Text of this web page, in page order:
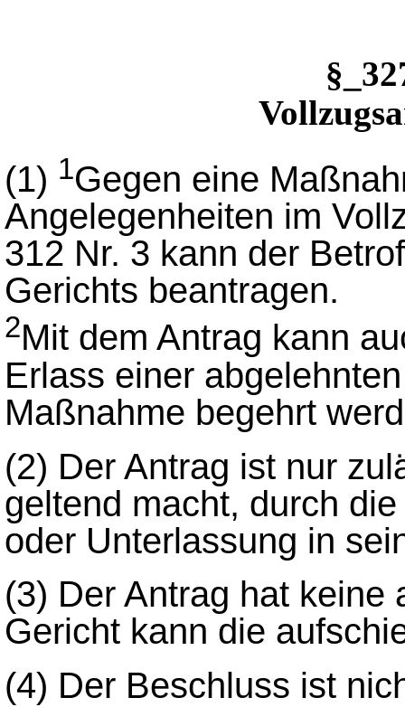
(1) 1Gegen eine
Angelegenheiten im
312 Nr. 3 kann der
Gerichts beantragen.
2Mit dem Antrag kann
Erlass einer
Maßnahme begehrt
(2) Der Antrag ist nur
geltend macht, durch
oder Unterlassung in
(3) Der Antrag hat keine
Gericht kann die
(4) Der Beschluss ist